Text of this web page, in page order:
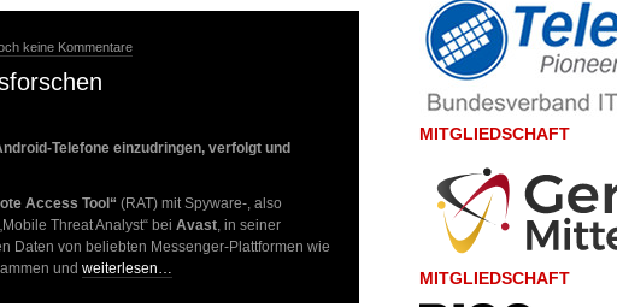
keine Kommentare
Telefone einzudringen, verfolgt und
Access Tool“ (RAT) mit Spyware-, also
Threat Analyst“ bei Avast, in seiner
Daten von beliebten Messenger-Plattformen wie
und weiterlesen…
MITGLIEDSCHAFT
MITGLIEDSCHAFT